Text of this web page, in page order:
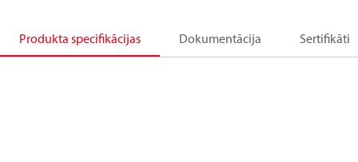
Produkta specifikācijas Dokumentācija Sertifikāti